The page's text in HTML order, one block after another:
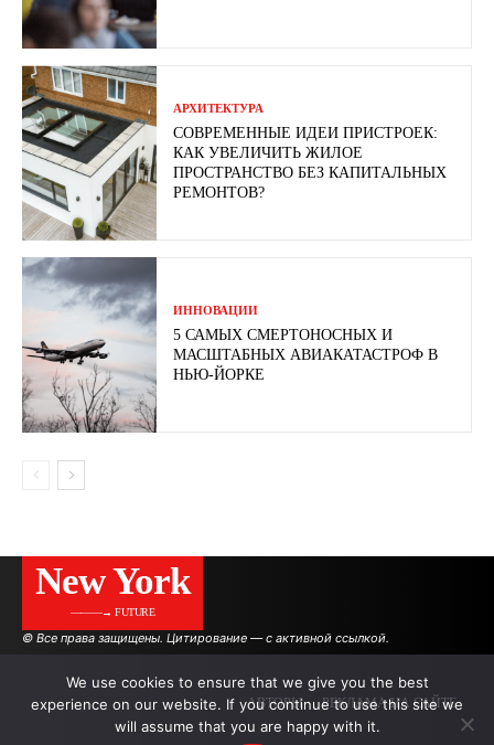
АРХИТЕКТУРА
СОВРЕМЕННЫЕ ИДЕИ ПРИСТРОЕК:
КАК УВЕЛИЧИТЬ ЖИЛОЕ
ПРОСТРАНСТВО БЕЗ КАПИТАЛЬНЫХ
РЕМОНТОВ?
ИННОВАЦИИ
5 САМЫХ СМЕРТОНОСНЫХ И
МАСШТАБНЫХ АВИАКАТАСТРОФ В
НЬЮ-ЙОРКЕ
New York
———→ FUTURE
© Все права защищены. Цитирование — с активной ссылкой.
АВТОРЫ РЕКЛАМА НА САЙТЕ
We use cookies to ensure that we give you the best
experience on our website. If you continue to use this site we
will assume that you are happy with it.